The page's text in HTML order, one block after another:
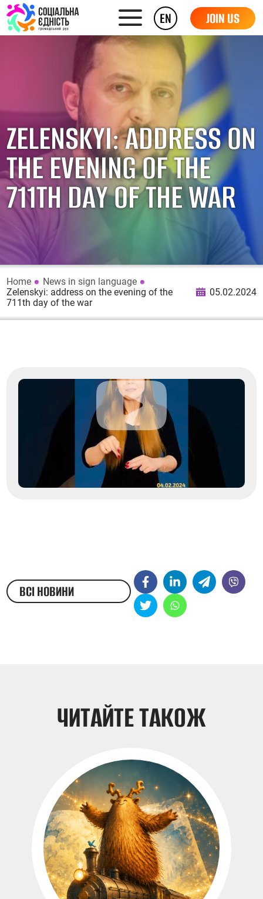
EN JOIN US
ZELENSKYI: ADDRESS ON
THE EVENING OF THE
711TH DAY OF THE WAR
Home
News in sign language
Zelenskyi: address on the evening of the
711th day of the war
05.02.2024
ВСІ НОВИНИ
ЧИТАЙТЕ ТАКОЖ